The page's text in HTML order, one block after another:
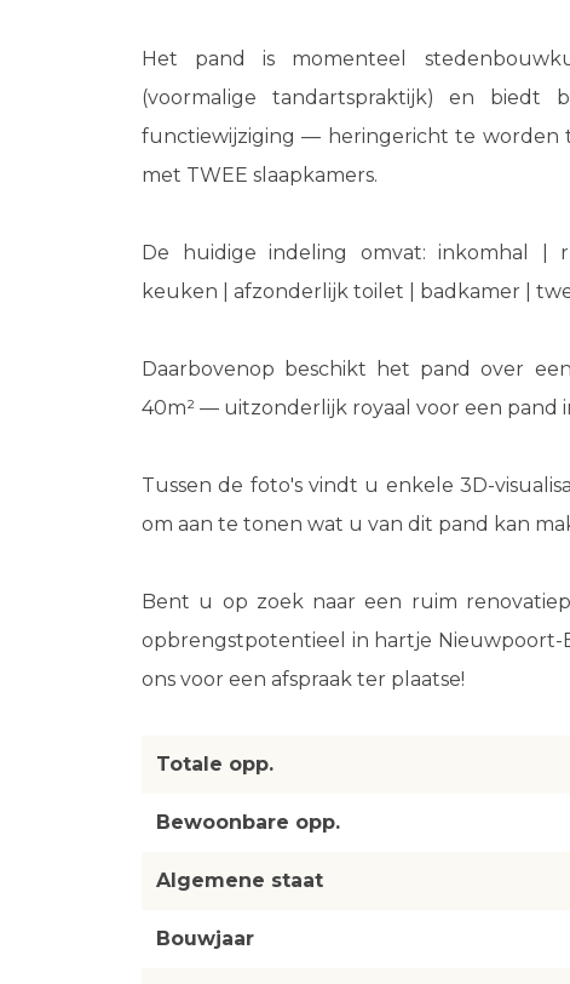
Het pand is momenteel
(voormalige tandartspraktijk) en
functiewijziging — heringericht te worden
met TWEE slaapkamers.
De huidige indeling omvat: inkomhal |
keuken | afzonderlijk toilet | badkamer |
Daarbovenop beschikt het pand over
40m² — uitzonderlijk royaal voor een pand
Tussen de foto's vindt u enkele 3D-
om aan te tonen wat u van dit pand kan
Bent u op zoek naar een ruim
opbrengstpotentieel in hartje Nieuwpoort-
ons voor een afspraak ter plaatse!
Totale opp.
Bewoonbare opp.
Algemene staat
Bouwjaar